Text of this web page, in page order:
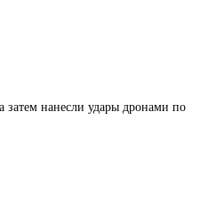
нанесли удары дронами по